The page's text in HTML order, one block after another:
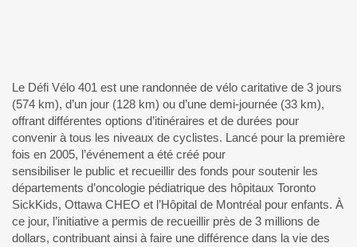
Le Défi Vélo 401 est une randonnée de vélo caritative de 3 jours
(574 km), d’un jour (128 km) ou d’une demi-journée (33 km),
offrant différentes options d’itinéraires et de durées pour
convenir à tous les niveaux de cyclistes. Lancé pour la première
fois en 2005, l’événement a été créé pour
sensibiliser le public et recueillir des fonds pour soutenir les
départements d’oncologie pédiatrique des hôpitaux Toronto
SickKids, Ottawa CHEO et l’Hôpital de Montréal pour enfants. À
ce jour, l’initiative a permis de recueillir près de 3 millions de
dollars, contribuant ainsi à faire une différence dans la vie des